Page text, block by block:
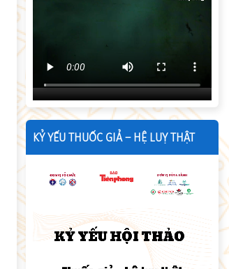
KỶ YẾU THUỐC GIẢ – HỆ LUỴ THẬT